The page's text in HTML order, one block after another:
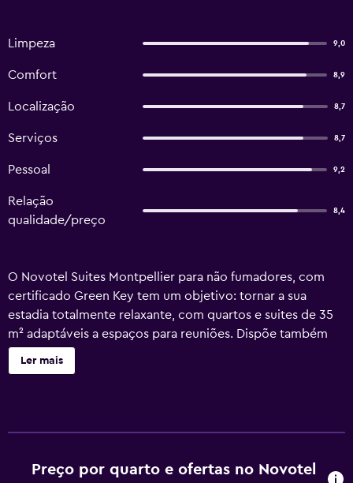
Limpeza 9,0
Comfort 8,9
Localização 8,7
Serviços 8,7
Pessoal 9,2
Relação
qualidade/preço
8,4
O Novotel Suites Montpellier para não fumadores, com
certificado Green Key tem um objetivo: tornar a sua
estadia totalmente relaxante, com quartos e suites de 35
m² adaptáveis a espaços para reuniões. Dispõe também
de um bar, uma Boutique Gourmande e um pequeno-
almoço de bufete, centro de fitness e sessões gratuitas de
Ler mais
Preço por quarto e ofertas no Novotel